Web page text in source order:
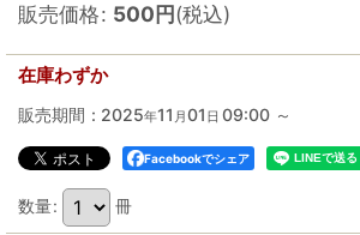
販売価格: 500円(税込)
在庫わずか
販売期間 : 2025年11 月01 日 09:00 ～
Facebookでシェア
数量: 冊